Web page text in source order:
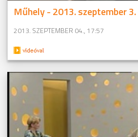
Műhely - 2013. szeptember 3.
2013. SZEPTEMBER 04., 17:57